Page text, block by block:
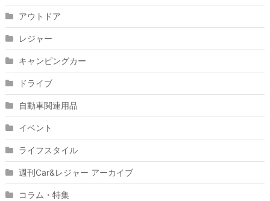
アウトドア
レジャー
キャンピングカー
ドライブ
自動車関連用品
イベント
ライフスタイル
週刊Car&レジャー アーカイブ
コラム・特集